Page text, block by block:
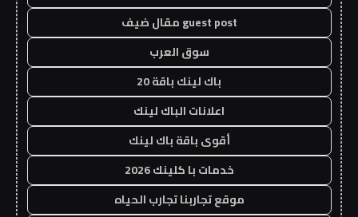
guest post مقال ضيف
سوق العرب
باك لينك باقة 20
اعلانات الباك لينك
أقوى باقة باك لينك
خدمات با كلينك 2026
موقع تجاربنا تجارب الحياه